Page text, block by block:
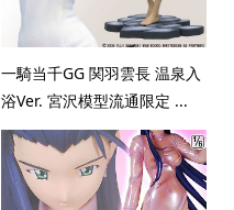
一騎当千GG 関羽雲長 温泉入
浴Ver. 宮沢模型流通限定 ...